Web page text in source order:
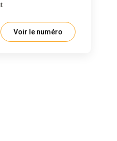
Voir le numéro